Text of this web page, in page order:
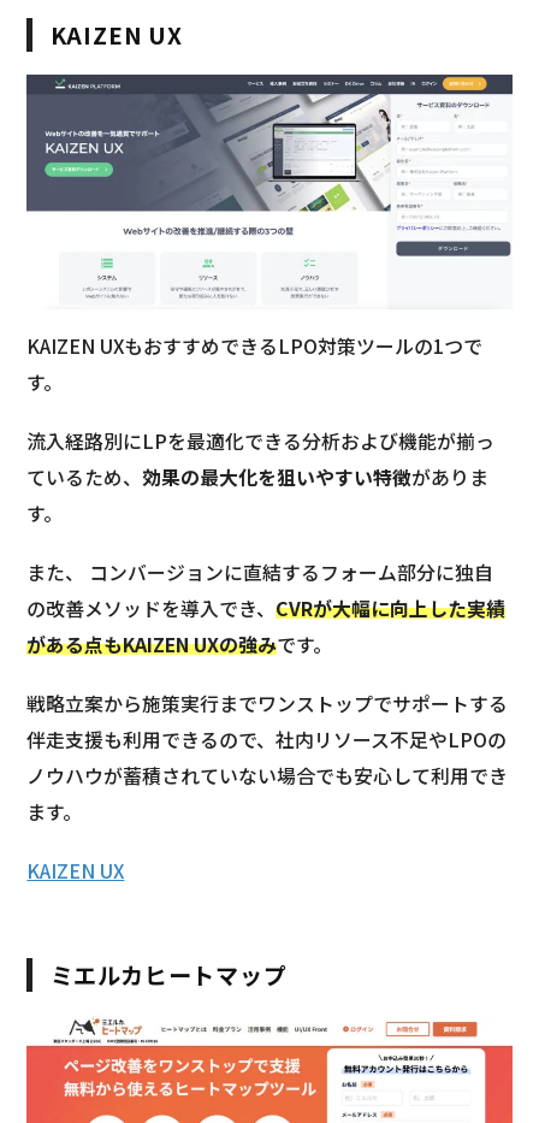
KAIZEN UX
KAIZEN UXもおすすめできるLPO対策ツールの1つで
す。
流入経路別にLPを最適化できる分析および機能が揃っ
ているため、効果の最大化を狙いやすい特徴がありま
す。
また、 コンバージョンに直結するフォーム部分に独自
の改善メソッドを導入でき、CVRが大幅に向上した実績
がある点もKAIZEN UXの強みです。
戦略立案から施策実行までワンストップでサポートする
伴走支援も利用できるので、社内リソース不足やLPOの
ノウハウが蓄積されていない場合でも安心して利用でき
ます。
KAIZEN UX
ミエルカヒートマップ